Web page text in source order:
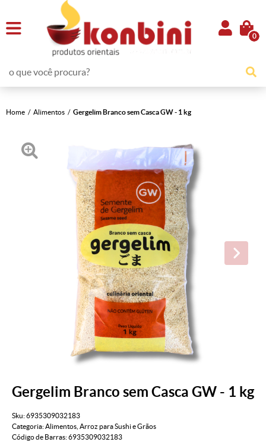
0
Home Alimentos Gergelim Branco sem Casca GW - 1 kg
Gergelim Branco sem Casca GW - 1 kg
Sku:6935309032183
Categoria:Alimentos Arroz para Sushi e Grãos
Código de Barras:6935309032183